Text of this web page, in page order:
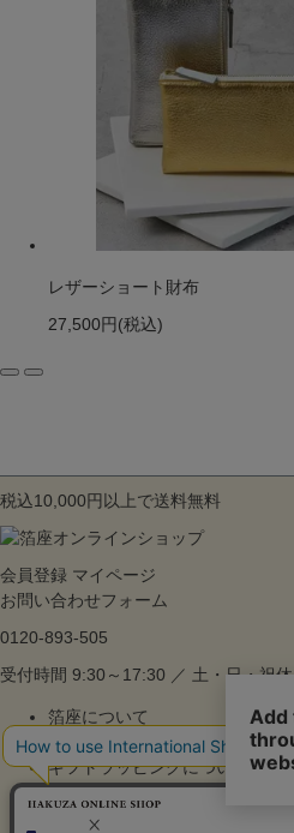
レザーショート財布
27,500円 (税込)
税込10,000円以上で送料無料
会員登録 マイページ
お問い合わせフォーム
0120-893-505
受付時間 9:30～17:30 ／ 土・日・祝休
箔座について
ご利用ガイド
ギフトラッピングについて
よくあるご質問